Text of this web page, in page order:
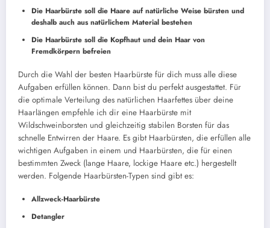
Die Haarbürste soll die Haare auf natürliche Weise bürsten und
deshalb auch aus natürlichem Material bestehen
Die Haarbürste soll die Kopfhaut und dein Haar von
Fremdkörpern befreien
Durch die Wahl der besten Haarbürste für dich muss alle diese
Aufgaben erfüllen können. Dann bist du perfekt ausgestattet. Für
die optimale Verteilung des natürlichen Haarfettes über deine
Haarlängen empfehle ich dir eine Haarbürste mit
Wildschweinborsten und gleichzeitig stabilen Borsten für das
schnelle Entwirren der Haare. Es gibt Haarbürsten, die erfüllen alle
wichtigen Aufgaben in einem und Haarbürsten, die für einen
bestimmten Zweck (lange Haare, lockige Haare etc.) hergestellt
werden. Folgende Haarbürsten-Typen sind gibt es:
Allzweck-Haarbürste
Detangler